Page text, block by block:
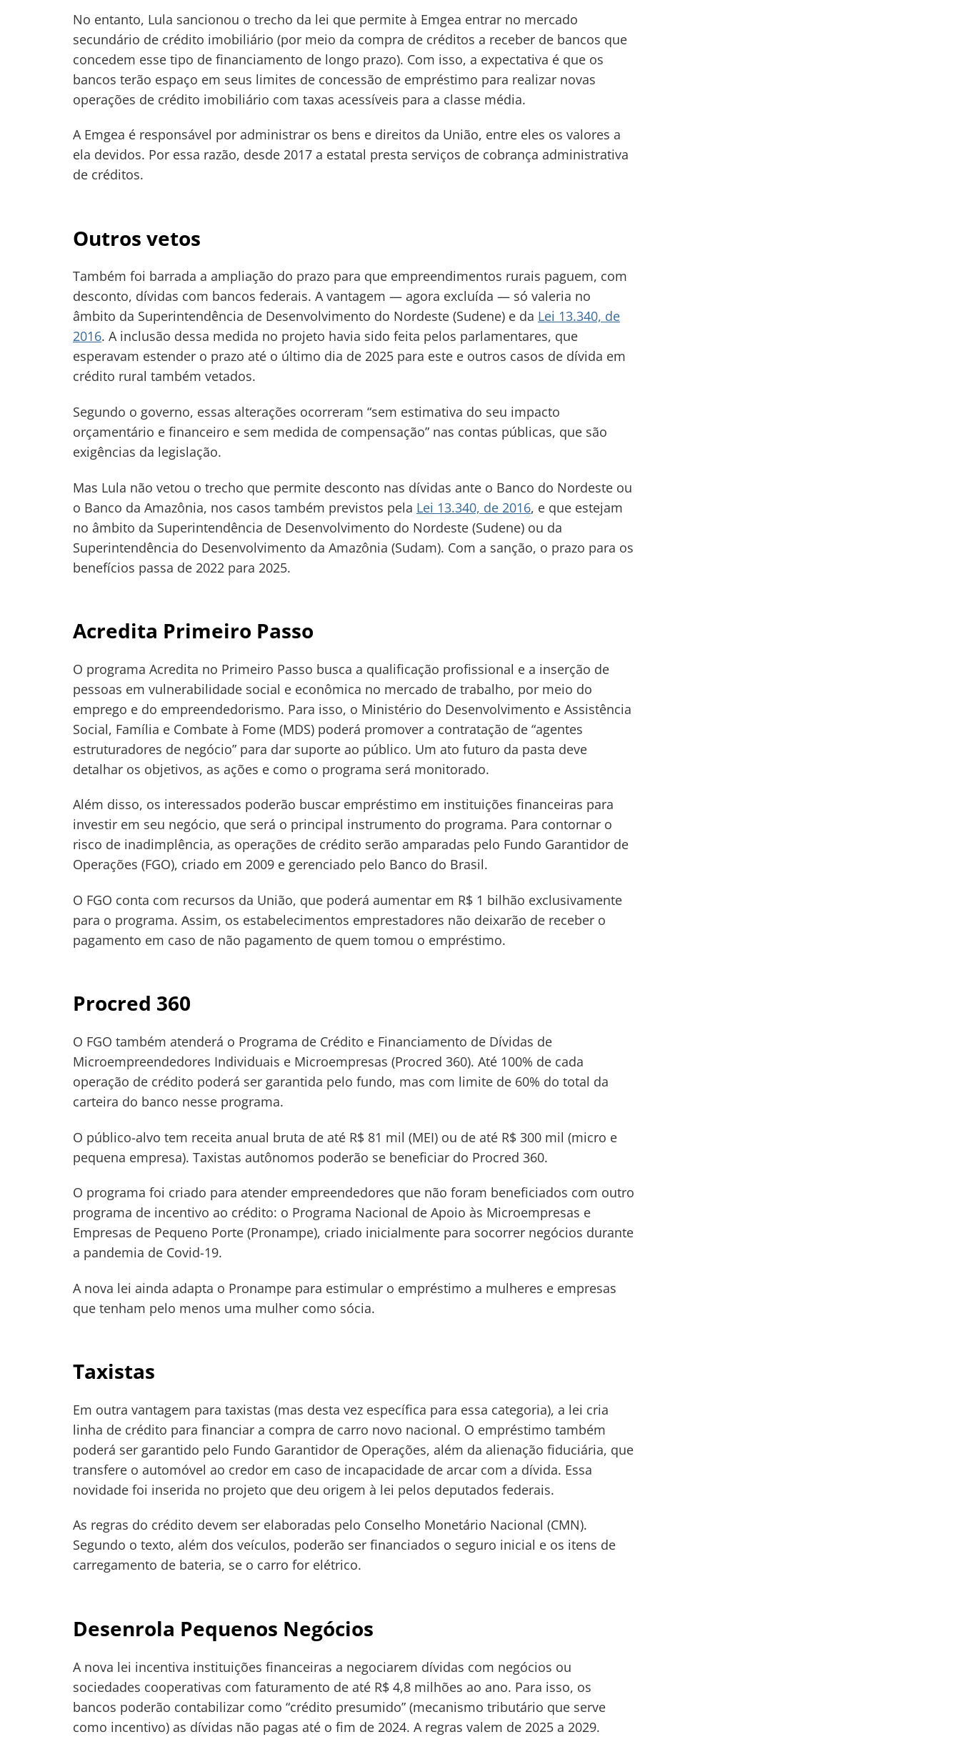
No entanto, Lula sancionou o trecho da lei que permite à Emgea entrar no mercado
secundário de crédito imobiliário (por meio da compra de créditos a receber de bancos que
concedem esse tipo de financiamento de longo prazo). Com isso, a expectativa é que os
bancos terão espaço em seus limites de concessão de empréstimo para realizar novas
operações de crédito imobiliário com taxas acessíveis para a classe média.
A Emgea é responsável por administrar os bens e direitos da União, entre eles os valores a
ela devidos. Por essa razão, desde 2017 a estatal presta serviços de cobrança administrativa
de créditos.
Outros vetos
Também foi barrada a ampliação do prazo para que empreendimentos rurais paguem, com
desconto, dívidas com bancos federais. A vantagem — agora excluída — só valeria no
âmbito da Superintendência de Desenvolvimento do Nordeste (Sudene) e da Lei 13.340, de
2016. A inclusão dessa medida no projeto havia sido feita pelos parlamentares, que
esperavam estender o prazo até o último dia de 2025 para este e outros casos de dívida em
crédito rural também vetados.
Segundo o governo, essas alterações ocorreram “sem estimativa do seu impacto
orçamentário e financeiro e sem medida de compensação” nas contas públicas, que são
exigências da legislação.
Mas Lula não vetou o trecho que permite desconto nas dívidas ante o Banco do Nordeste ou
o Banco da Amazônia, nos casos também previstos pela Lei 13.340, de 2016, e que estejam
no âmbito da Superintendência de Desenvolvimento do Nordeste (Sudene) ou da
Superintendência do Desenvolvimento da Amazônia (Sudam). Com a sanção, o prazo para os
benefícios passa de 2022 para 2025.
Acredita Primeiro Passo
O programa Acredita no Primeiro Passo busca a qualificação profissional e a inserção de
pessoas em vulnerabilidade social e econômica no mercado de trabalho, por meio do
emprego e do empreendedorismo. Para isso, o Ministério do Desenvolvimento e Assistência
Social, Família e Combate à Fome (MDS) poderá promover a contratação de “agentes
estruturadores de negócio” para dar suporte ao público. Um ato futuro da pasta deve
detalhar os objetivos, as ações e como o programa será monitorado.
Além disso, os interessados poderão buscar empréstimo em instituições financeiras para
investir em seu negócio, que será o principal instrumento do programa. Para contornar o
risco de inadimplência, as operações de crédito serão amparadas pelo Fundo Garantidor de
Operações (FGO), criado em 2009 e gerenciado pelo Banco do Brasil.
O FGO conta com recursos da União, que poderá aumentar em R$ 1 bilhão exclusivamente
para o programa. Assim, os estabelecimentos emprestadores não deixarão de receber o
pagamento em caso de não pagamento de quem tomou o empréstimo.
Procred 360
O FGO também atenderá o Programa de Crédito e Financiamento de Dívidas de
Microempreendedores Individuais e Microempresas (Procred 360). Até 100% de cada
operação de crédito poderá ser garantida pelo fundo, mas com limite de 60% do total da
carteira do banco nesse programa.
O público-alvo tem receita anual bruta de até R$ 81 mil (MEI) ou de até R$ 300 mil (micro e
pequena empresa). Taxistas autônomos poderão se beneficiar do Procred 360.
O programa foi criado para atender empreendedores que não foram beneficiados com outro
programa de incentivo ao crédito: o Programa Nacional de Apoio às Microempresas e
Empresas de Pequeno Porte (Pronampe), criado inicialmente para socorrer negócios durante
a pandemia de Covid-19.
A nova lei ainda adapta o Pronampe para estimular o empréstimo a mulheres e empresas
que tenham pelo menos uma mulher como sócia.
Taxistas
Em outra vantagem para taxistas (mas desta vez específica para essa categoria), a lei cria
linha de crédito para financiar a compra de carro novo nacional. O empréstimo também
poderá ser garantido pelo Fundo Garantidor de Operações, além da alienação fiduciária, que
transfere o automóvel ao credor em caso de incapacidade de arcar com a dívida. Essa
novidade foi inserida no projeto que deu origem à lei pelos deputados federais.
As regras do crédito devem ser elaboradas pelo Conselho Monetário Nacional (CMN).
Segundo o texto, além dos veículos, poderão ser financiados o seguro inicial e os itens de
carregamento de bateria, se o carro for elétrico.
Desenrola Pequenos Negócios
A nova lei incentiva instituições financeiras a negociarem dívidas com negócios ou
sociedades cooperativas com faturamento de até R$ 4,8 milhões ao ano. Para isso, os
bancos poderão contabilizar como “crédito presumido” (mecanismo tributário que serve
como incentivo) as dívidas não pagas até o fim de 2024. A regras valem de 2025 a 2029.